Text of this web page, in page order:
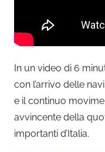
In un video di 6
con l’arrivo delle
e il continuo
avvincente della
importanti d’Italia.